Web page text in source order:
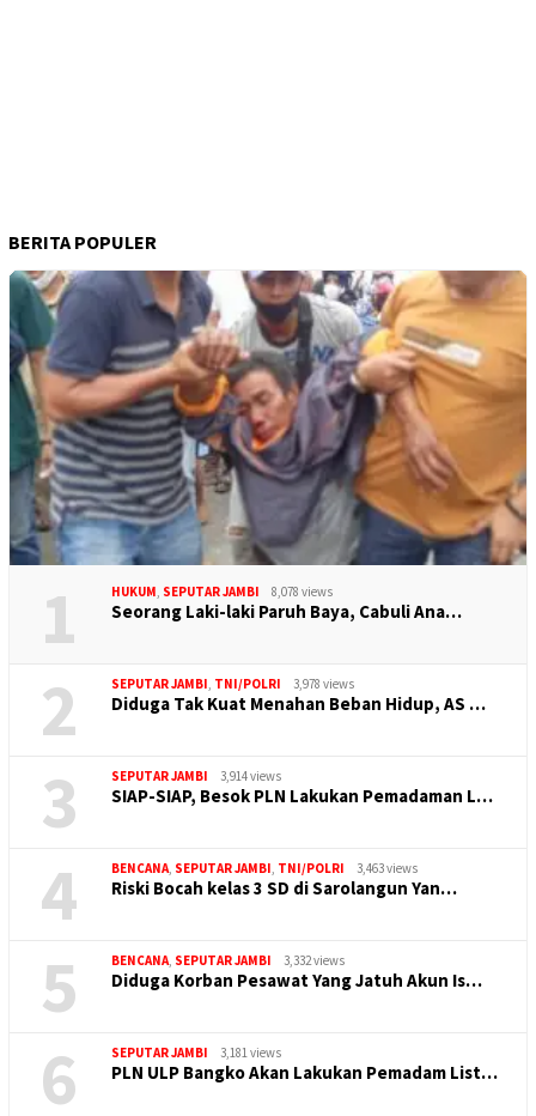
BERITA POPULER
1 HUKUM, SEPUTAR JAMBI 8,078 views
Seorang Laki-laki Paruh Baya, Cabuli Ana…
2 SEPUTAR JAMBI, TNI/POLRI 3,978 views
Diduga Tak Kuat Menahan Beban Hidup, AS …
3 SEPUTAR JAMBI 3,914 views
SIAP-SIAP, Besok PLN Lakukan Pemadaman L…
4 BENCANA, SEPUTAR JAMBI, TNI/POLRI 3,463 views
Riski Bocah kelas 3 SD di Sarolangun Yan…
5 BENCANA, SEPUTAR JAMBI 3,332 views
Diduga Korban Pesawat Yang Jatuh Akun Is…
6 SEPUTAR JAMBI 3,181 views
PLN ULP Bangko Akan Lakukan Pemadam List…